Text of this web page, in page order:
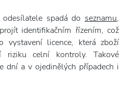
spadá do seznamu,
identifikačním řízením, což
vystavení licence, která zboží
riziku celní kontroly. Takové
dní a v ojedinělých případech i